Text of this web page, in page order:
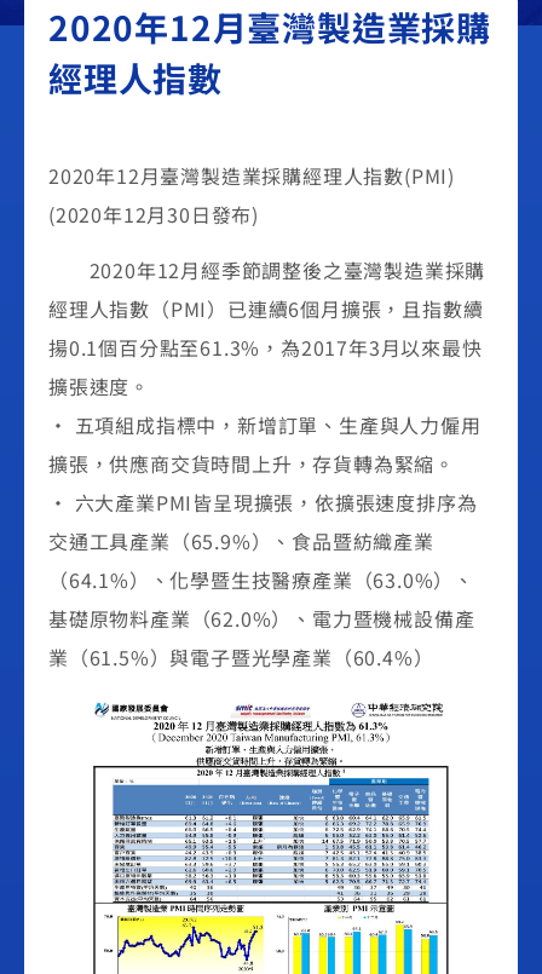
2020年12月臺灣製造業採購
經理人指數
2020年12月臺灣製造業採購經理人指數(PMI)
(2020年12月30日發布)
2020年12月經季節調整後之臺灣製造業採購
經理人指數（PMI）已連續6個月擴張，且指數續
揚0.1個百分點至61.3%，為2017年3月以來最快
擴張速度。
• 五項組成指標中，新增訂單、生產與人力僱用
擴張，供應商交貨時間上升，存貨轉為緊縮。
• 六大產業PMI皆呈現擴張，依擴張速度排序為
交通工具產業（65.9%）、食品暨紡織產業
（64.1%）、化學暨生技醫療產業（63.0%）、
基礎原物料產業（62.0%）、電力暨機械設備產
業（61.5%）與電子暨光學產業（60.4%）